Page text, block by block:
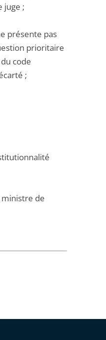
juge ;
présente pas
prioritaire
code
;
ministre de